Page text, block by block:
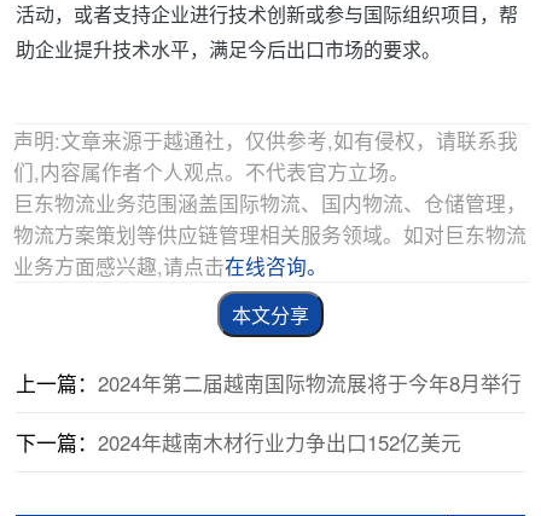
活动，或者支持企业进行技术创新或参与国际组织项目，帮
助企业提升技术水平，满足今后出口市场的要求。
声明:文章来源于越通社，仅供参考,如有侵权，请联系我
们,内容属作者个人观点。不代表官方立场。
巨东物流业务范围涵盖国际物流、国内物流、仓储管理，
物流方案策划等供应链管理相关服务领域。如对巨东物流
业务方面感兴趣,请点击在线咨询。
本文分享
上一篇：2024年第二届越南国际物流展将于今年8月举行
下一篇：2024年越南木材行业力争出口152亿美元